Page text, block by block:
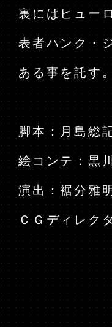
裏にはヒュー
表者ハンク・
ある事を託す。
脚本：月島総
絵コンテ：黒
演出：裾分雅
ＣＧディレク